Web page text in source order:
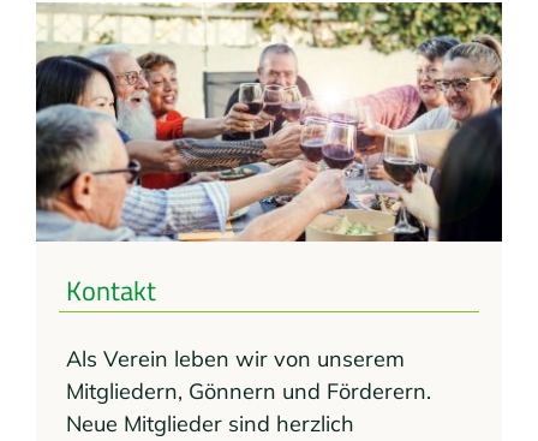
Kontakt
Als Verein leben wir von unserem
Mitgliedern, Gönnern und Förderern.
Neue Mitglieder sind herzlich